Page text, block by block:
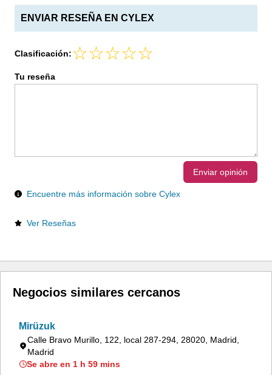
ENVIAR RESEÑA EN CYLEX
Clasificación:
Tu reseña
Enviar opinión
Encuentre más información sobre Cylex
Ver Reseñas
Negocios similares cercanos
Mirüzuk
Calle Bravo Murillo, 122, local 287-294, 28020, Madrid,
Madrid
Se abre en 1 h 59 mins